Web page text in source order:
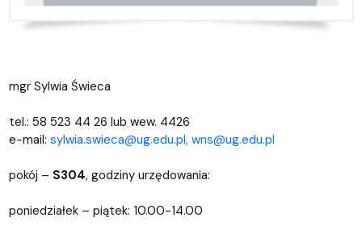
mgr Sylwia Świeca
tel.: 58 523 44 26 lub wew. 4426
e-mail: sylwia.swieca@ug.edu.pl, wns@ug.edu.pl
pokój – S304, godziny urzędowania:
poniedziałek – piątek: 10.00-14.00